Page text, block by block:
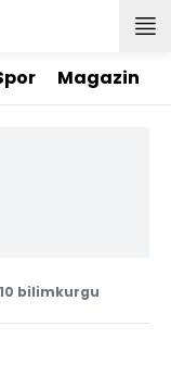
Magazin
bilimkurgu